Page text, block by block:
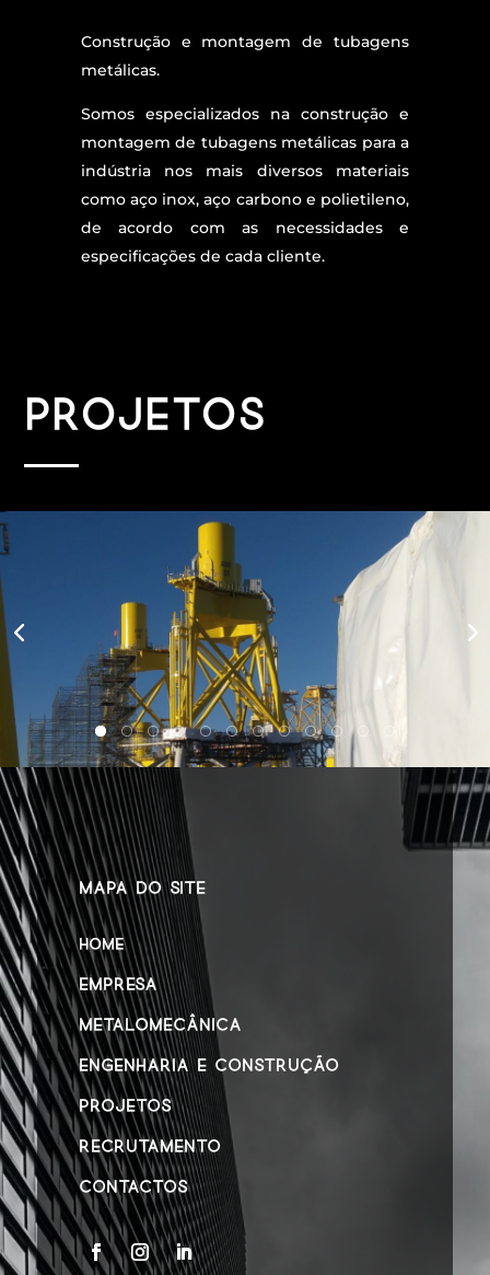
Construção e montagem de tubagens
metálicas.
Somos especializados na construção e
montagem de tubagens metálicas para a
indústria nos mais diversos materiais
como aço inox, aço carbono e polietileno,
de acordo com as necessidades e
especificações de cada cliente.
Projetos
MAPA DO SITE
HOME
EMPRESA
METALOMECÂNICA
ENGENHARIA E CONSTRUÇÃO
PROJETOS
RECRUTAMENTO
CONTACTOS